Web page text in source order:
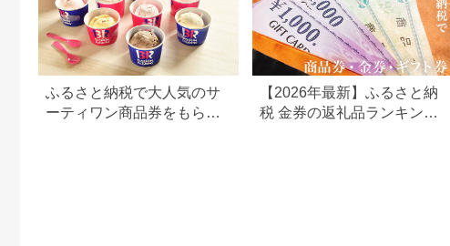
ふるさと納税で大人気のサ
ーティワン商品券をもらお
【2026年最新】ふるさと納
税 金券の返礼品ランキング